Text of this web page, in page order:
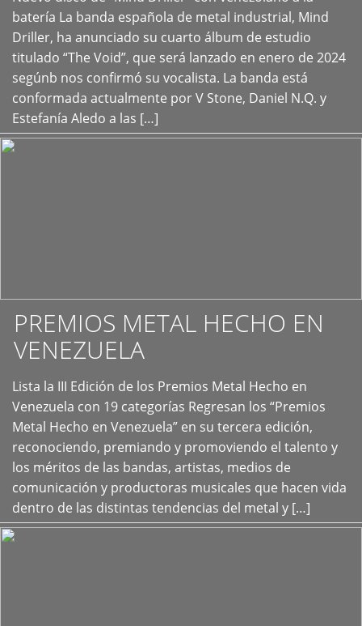
batería La banda española de metal industrial, Mind
Driller, ha anunciado su cuarto álbum de estudio
titulado “The Void”, que será lanzado en enero de 2024
segúnb nos confirmó su vocalista. La banda está
conformada actualmente por V Stone, Daniel N.Q. y
Estefanía Aledo a las […]
+
PREMIOS METAL HECHO EN
VENEZUELA
Lista la III Edición de los Premios Metal Hecho en
Venezuela con 19 categorías Regresan los “Premios
Metal Hecho en Venezuela” en su tercera edición,
reconociendo, premiando y promoviendo el talento y
los méritos de las bandas, artistas, medios de
comunicación y productoras musicales que hacen vida
dentro de las distintas tendencias del metal y […]
+